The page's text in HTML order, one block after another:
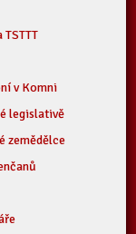
v Komni
legislativě
zemědělce